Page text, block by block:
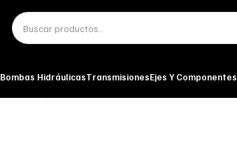
Bombas HidráulicasTransmisionesEjes Y Componentes